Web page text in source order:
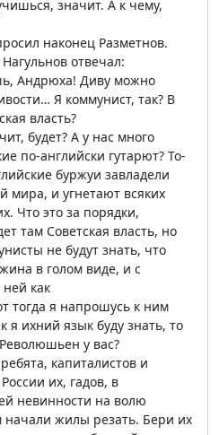
значит. А к чему,
наконец Разметнов.
отвечал:
Андрюха! Диву можно
Я коммунист, так? В
власть?
будет? А у нас много
по-английски гутарют? То-
буржуи завладели
мира, и угнетают всяких
Что это за порядки,
там Советская власть, но
не будут знать, что
в голом виде, и с
как
тогда я напрошусь к ним
я ихний язык буду знать, то
у вас?
капиталистов и
их, гадов, в
невинности на волю
жилы резать. Бери их